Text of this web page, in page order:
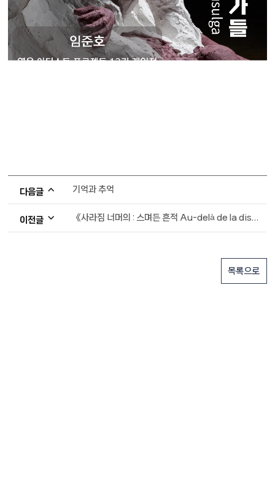
다음글 기억과 추억
이전글 《사라짐 너머의 : 스며든 흔적 Au-delà de la disparition : Trace imprégnée》
목록으로